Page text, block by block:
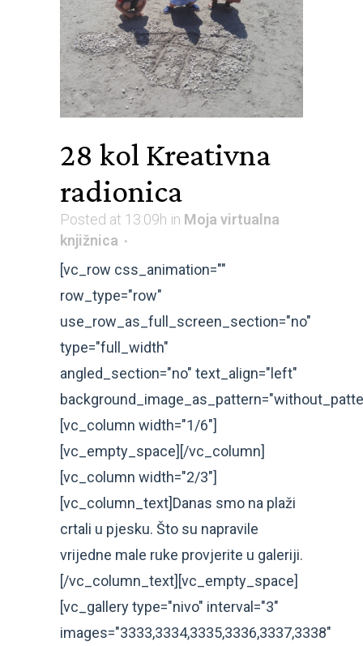
28 kol Kreativna
radionica
Posted at 13:09h in Moja virtualna
knjižnica
[vc_row css_animation=""
row_type="row"
use_row_as_full_screen_section="no"
type="full_width"
angled_section="no" text_align="left"
[vc_column width="1/6"]
[vc_empty_space][/vc_column]
[vc_column width="2/3"]
[vc_column_text]Danas smo na plaži
crtali u pjesku. Što su napravile
vrijedne male ruke provjerite u galeriji.
[/vc_column_text][vc_empty_space]
[vc_gallery type="nivo" interval="3"
images="3333,3334,3335,3336,3337,3338"